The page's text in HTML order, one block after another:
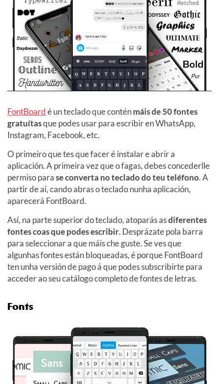
FontBoardé un teclado que conténmáis de 50 fontes
gratuítasque podes usar para escribir en WhatsApp,
Instagram, Facebook, etc.
O primeiro que tes que facer é instalar e abrir a
aplicación. A primeira vez que o fagas, debes concederlle
permiso parase converta no teclado do teu teléfono. A
partir de aí, cando abras o teclado nunha aplicación,
aparecerá FontBoard.
Así, na parte superior do teclado, atoparás asdiferentes
fontes coas que podes escribir. Desprázate pola barra
para seleccionar a que máis che guste. Se ves que
algunhas fontes están bloqueadas, é porque FontBoard
ten unha versión de pago á que podes subscribirte para
acceder ao seu catálogo completo de fontes de letras.
Fonts